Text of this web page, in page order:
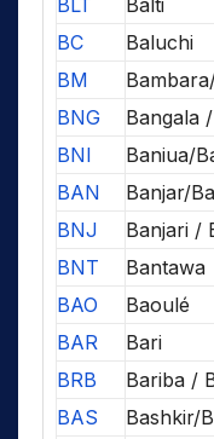
BLT
Balti
BC
Baluchi
BM
BNG
Bangala
BNI
Baniua/
BAN
Banjar/
BNJ
Banjari /
BNT
Bantawa
BAO
Baoulé
BAR
Bari
BRB
Bariba /
BAS
Bashkir/